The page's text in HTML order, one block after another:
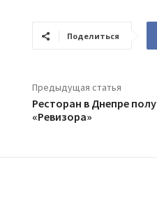
Поделиться
Предыдущая статья
Ресторан в Днепре
«Ревизора»